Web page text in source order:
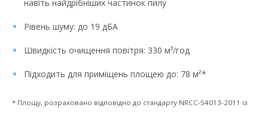
навіть найдрібніших частинок пилу
Рівень шуму: до 19 дБА
Швидкість очищення повітря: 330 м³/год
Підходить для приміщень площею до: 78 м²*
* Площу, розраховано відповідно до стандарту NRCC-54013-2011 із